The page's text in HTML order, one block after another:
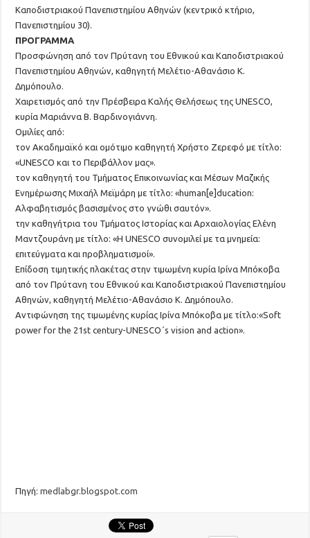
Καποδιστριακού Πανεπιστημίου Αθηνών (κεντρικό κτήριο,
Πανεπιστημίου 30).
ΠΡΟΓΡΑΜΜΑ
Προσφώνηση από τον Πρύτανη του Εθνικού και Καποδιστριακού
Πανεπιστημίου Αθηνών, καθηγητή Μελέτιο-Αθανάσιο Κ.
Δημόπουλο.
Χαιρετισμός από την Πρέσβειρα Kαλής Θελήσεως της UNESCO,
κυρία Μαριάννα Β. Βαρδινογιάννη.
Ομιλίες από:
τον Ακαδημαϊκό και ομότιμο καθηγητή Χρήστο Ζερεφό με τίτλο:
«UNESCO και το Περιβάλλον μας».
τον καθηγητή του Τμήματος Επικοινωνίας και Μέσων Μαζικής
Ενημέρωσης Μιχαήλ Μεϊμάρη με τίτλο: «human[e]ducation:
Αλφαβητισμός βασισμένος στο γνώθι σαυτόν».
την καθηγήτρια του Τμήματος Ιστορίας και Αρχαιολογίας Ελένη
Μαντζουράνη με τίτλο: «H UNESCO συνομιλεί με τα μνημεία:
επιτεύγματα και προβληματισμοί».
Επίδοση τιμητικής πλακέτας στην τιμωμένη κυρία Ιρίνα Μπόκοβα
από τον Πρύτανη του Εθνικού και Καποδιστριακού Πανεπιστημίου
Αθηνών, καθηγητή Μελέτιο-Αθανάσιο Κ. Δημόπουλο.
Αντιφώνηση της τιμωμένης κυρίας Ιρίνα Μπόκοβα με τίτλο:«Soft
power for the 21st century-UNESCO΄s vision and action».
Πηγή:medlabgr.blogspot.com